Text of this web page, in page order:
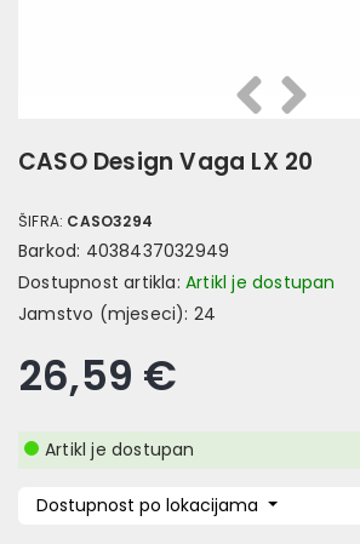
PrethodnaSlijedeća
CASO Design Vaga LX 20
ŠIFRA: CASO3294
Barkod: 4038437032949
Dostupnost artikla: Artikl je dostupan
Jamstvo (mjeseci): 24
26,59 €
Artikl je dostupan
Dostupnost po lokacijama